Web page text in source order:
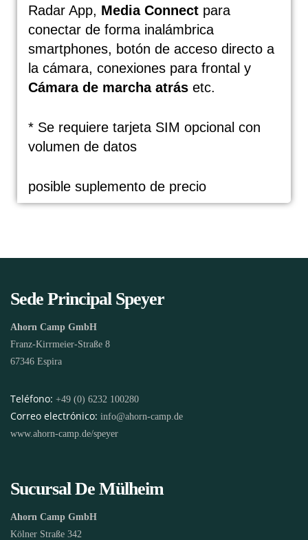
Radar App, Media Connect para
conectar de forma inalámbrica
smartphones, botón de acceso directo a
la cámara, conexiones para frontal y
Cámara de marcha atrás etc.
* Se requiere tarjeta SIM opcional con
volumen de datos
posible suplemento de precio
Sede Principal Speyer
Ahorn Camp GmbH
Franz-Kirrmeier-Straße 8
67346 Espira
Teléfono: +49 (0) 6232 100280
Correo electrónico: info@ahorn-camp.de
www.ahorn-camp.de/speyer
Sucursal De Mülheim
Ahorn Camp GmbH
Kölner Straße 342